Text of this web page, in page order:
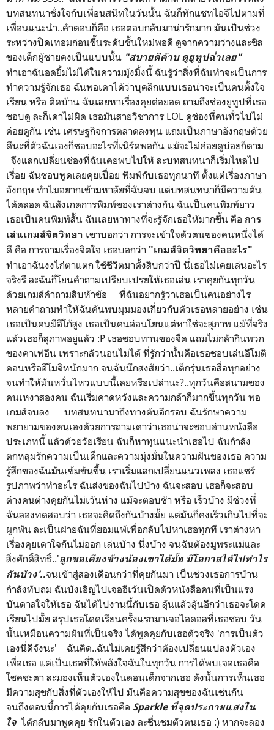
บทสนทนาชั่งใจกับเพื่อนสนิทในวันนั้น ฉันก็ทักแชทไอจีไปตามที่
เพื่อนแนะนำ..คำตอบก็คือ เธอตอบกลับมาน่ารักมาก มันเป็นช่วง
ระหว่างปิดเทอมก่อนขึ้นระดับชั้นใหม่พอดี ดูจากความว่างและชิล
ของเด็กผู้ชายคงเป็นแบบนั้น "สบายดีค้าบ ดูยูทูปฉ่ำเลย"
ทำเอาฉันอดยิ้มไม่ได้ในความมุ้งมิ้งนี้ ฉันรู้ว่าสิ่งที่ฉันทำจะเป็นการ
ทำความรู้จักเธอ ฉันพอเดาได้ว่าบุคลิกแบบเธอน่าจะเป็นคนตั้งใจ
เรียน หรือ ติดบ้าน ฉันเลยหาเรื่องคุยต่อยอด ถามถึงช่องยูทูปที่เธอ
ชอบดู ละก็เดาไม่ผิด เธอมันสายวิชาการ LOL ดูช่องที่คนทั่วไปไม่
ค่อยดูกัน เช่น เศรษฐกิจการตลาดลงทุน แถมเป็นภาษาอังกฤษด้วย
ดีนะที่ตัวฉันเองก็ชอบอะไรที่เนิร์ดพอกัน แม้จะไม่ค่อยดูบ่อยก็ตาม
จึงแลกเปลี่ยนช่องที่ฉันเคยพบไปให้ ละบทสนทนาก็เริ่มไหลไป
เรื่อย ฉันชอบพูดเลยคุยเปื่อย พิมพ์กับเธอทุกนาที ตั้งแต่เรื่องภาษา
อังกฤษ ทำไมอยากเข้ามหาลัยที่ฉันจบ แต่บทสนทนาก็มีความตัน
ได้ตลอด ฉันสังเกตการพิมพ์ของเราต่างกัน ฉันเป็นคนพิมพ์ยาว
เธอเป็นคนพิมพ์สั้น ฉันเลยหาทางที่จะรู้จักเธอให้มากขึ้น คือ การ
เล่นเกมส์จิตวิทยา เขาบอกว่า การจะเข้าใจตัวตนของคนหนึ่งได้
ดี คือ การถามเรื่องจิตใจ เธอบอกว่า "เกมส์จิตวิทยาคืออะไร"
ทำเอาฉันงงไก่ตาแตก ใช้ชีวิตมาตั้งสิบกว่าปี นี่เธอไม่เคยเล่นอะไร
จริงรึ ละฉันก็โยนคำถามเปรียบเปรยให้เธอเล่น เราคุยกันทุกวัน
ด้วยเกมส์คำถามสิบห้าข้อ ที่ฉันอยากรู้ว่าเธอเป็นคนอย่างไร
หลายคำถามทำให้ฉันค้นพบมุมมองเกี่ยวกับตัวเธอหลายอย่าง เช่น
เธอเป็นคนมีอีโก้สูง เธอเป็นคนอ่อนโยนแต่หาใช่จะสุภาพ แม้ที่จริง
แล้วเธอก็สุภาพอยู่แล้ว :P เธอชอบทานของจืด แถมไม่กล้ากินพวก
ของคาเฟอีน เพราะกลัวนอนไม่ได้ ที่รู้กว่านั้นคือเธอชอบเล่นอีโมติ
คอนหรืออีโมจิหนักมาก จนฉันนึกสงสัยว่า..เด็กรุ่นเธอสื่อทุกอย่าง
จนทำให้มันหวั่นไหวแบบนี้เลยหรือเปล่านะ?..ทุกวันคือสนามของ
คนเหงาสองคน ฉันเริ่มคาดหวังและความกล้าก็มากขึ้นทุกวัน พอ
เกมส์จบลง บทสนทนามาถึงทางตันอีกรอบ ฉันรักษาความ
พยายามของตนเองด้วยการถามเดาว่าเธอน่าจะชอบอ่านหนังสือ
ประเภทนี้ แล้วด้วยวัยเรียน ฉันก็หาทุนแนะนำเธอไป ฉันกำลัง
ตกหลุมรักความเป็นเด็กและความมุ่งมั่นในความฝันของเธอ ความ
รู้สึกของฉันมันเข้มข้นขึ้น เราเริ่มแลกเปลี่ยนแนวเพลง เธอแชร์
รูปภาพว่าทำอะไร ฉันส่งของฉันไปบ้าง ฉันจะสอบ เธอก็จะสอบ
ต่างคนต่างคุยกันไม่เว้นห่าง แม้จะตอบช้า หรือ เร็วบ้าง มีช่วงที่
ฉันลองทดสอบว่า เธอจะคิดถึงกันบ้างมั้ย แต่มันก็คงเร็วเกินไปที่จะ
ผูกพัน ละเป็นฝ่ายฉันที่ยอมแพ้เพื่อกลับไปหาเธอทุกที เราต่างหา
เรื่องคุยเดาใจกันไม่ออก เล่นบ้าง นิ่งบ้าง จนฉันต้องมูพระแม่และ
สิ่งศักดิ์สิทธิ์..'ลูกขอเคียงข้างน้องเขาได้มั้ย มีโอกาสได้ไปทำไร
กันบ้าง'..จนเข้าสู่สองเดือนกว่าที่คุยกันมา เป็นช่วงเธอการบ้าน
กำลังทับถม ฉันบังเอิญไปเจออีเว้นเปิดตัวหนังสือคนที่เป็นแรง
บันดาลใจให้เธอ ฉันได้ไปงานนี้กับเธอ ลุ้นแล้วลุ้นอีกว่าเธอจะโดด
เรียนไปมั้ย สรุปเธอโดดเรียนครั้งแรกมาเจอไอดอลที่เธอชอบ วัน
นั้นเหมือนความฝันที่เป็นจริง ได้พูดคุยกับเธอตัวจริง 'การเป็นตัว
เองนี่ดีจังนะ' ฉันคิด..ฉันไม่เคยรู้สึกว่าต้องเปลี่ยนแปลงตัวเอง
เพื่อเธอ แต่เป็นเธอที่ให้พลังใจฉันในทุกวัน การได้พบเจอเธอคือ
โชคชะตา ละมองเห็นตัวเองในตอนเด็กจากเธอ ดังนั้นการเห็นเธอ
มีความสุขกับสิ่งที่ตัวเองให้ไป มันคือความสุขของฉันเช่นกัน
จนถึงตอนนี้การได้คุยกับเธอคือ Sparkle ที่จุดประกายแสงใน
ใจ ได้กลับมาพูดคุย รักในตัวเอง ละชื่นชมตัวตนเธอ :) หากจะลอง